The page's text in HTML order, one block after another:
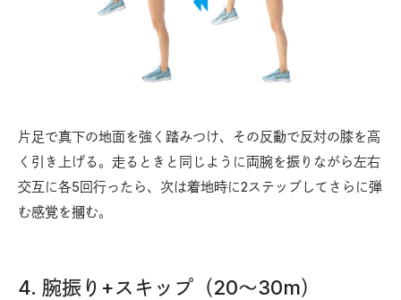
片足で真下の地面を強く踏みつけ、その反動で反対の膝を高
く引き上げる。走るときと同じように両腕を振りながら左右
交互に各5回行ったら、次は着地時に2ステップしてさらに弾
む感覚を摑む。
4. 腕振り+スキップ（20〜30m）